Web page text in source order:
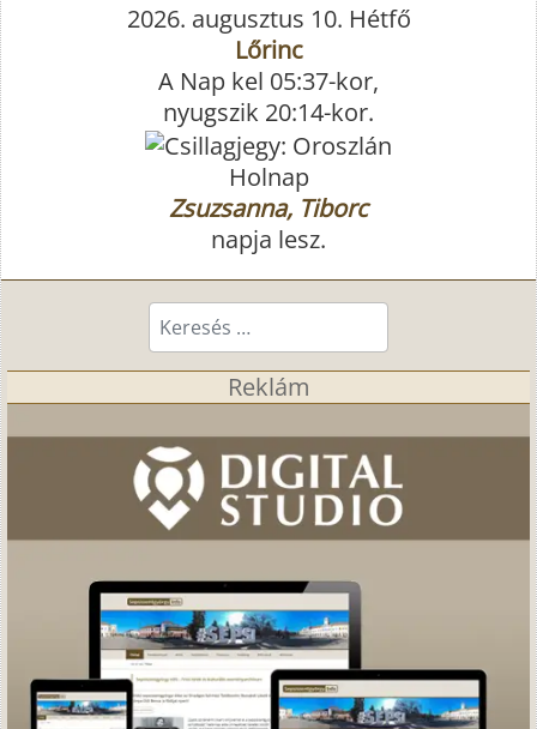
2026. augusztus 10. Hétfő
Lőrinc
A Nap kel 05:37-kor,
nyugszik 20:14-kor.
Holnap
Zsuzsanna, Tiborc
napja lesz.
Keresés...
Reklám